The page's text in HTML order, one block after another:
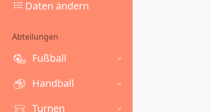
Daten ändern
Abteilungen
Fußball
Handball
Turnen